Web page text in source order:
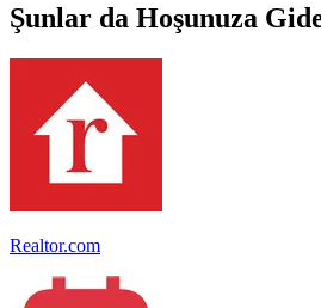
Şunlar da Hoşunuza
Realtor.com